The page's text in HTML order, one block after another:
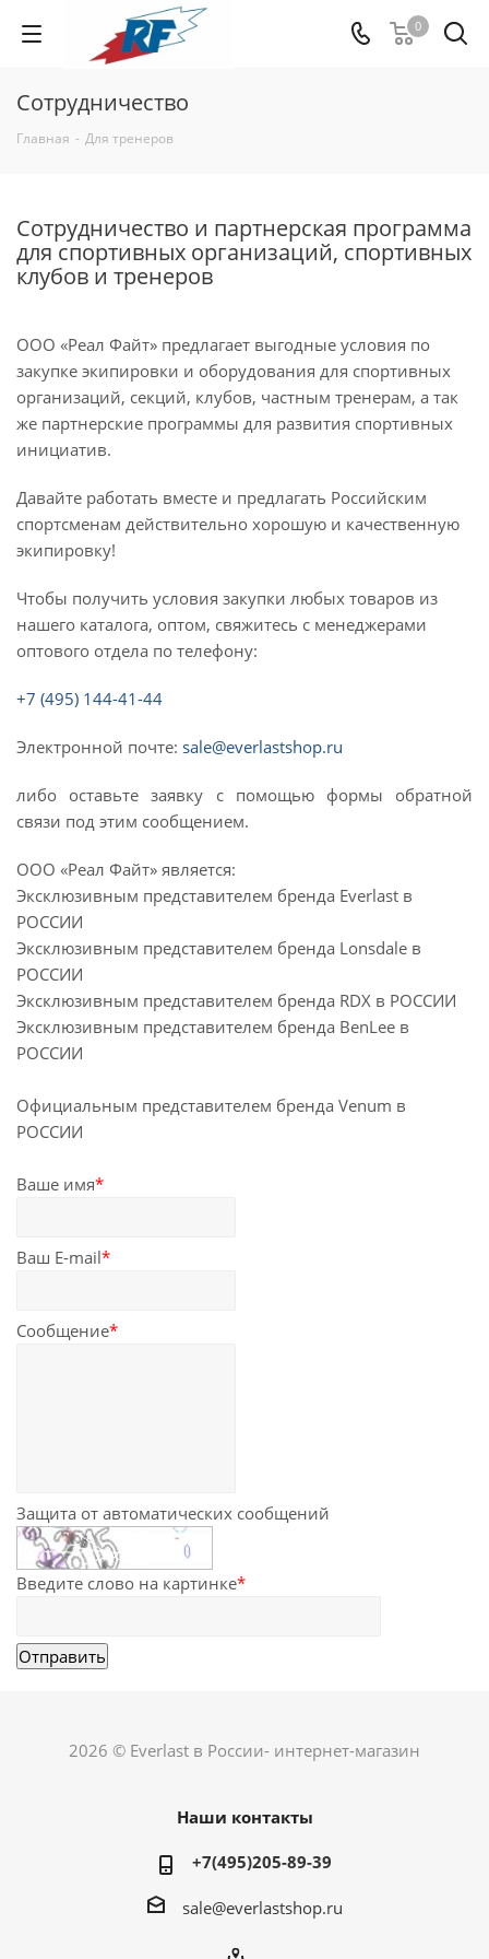
0
Сотрудничество
Главная - Для тренеров
Сотрудничество и партнерская программа
для спортивных организаций, спортивных
клубов и тренеров
ООО «Реал Файт» предлагает выгодные условия по
закупке экипировки и оборудования для спортивных
организаций, секций, клубов, частным тренерам, а так
же партнерские программы для развития спортивных
инициатив.
Давайте работать вместе и предлагать Российским
спортсменам действительно хорошую и качественную
экипировку!
Чтобы получить условия закупки любых товаров из
нашего каталога, оптом, свяжитесь с менеджерами
оптового отдела по телефону:
+7 (495) 144-41-44
Электронной почте: sale@everlastshop.ru
либо оставьте заявку с помощью формы обратной
связи под этим сообщением.
ООО «Реал Файт» является:
Эксклюзивным представителем бренда Everlast в
РОССИИ
Эксклюзивным представителем бренда Lonsdale в
РОССИИ
Эксклюзивным представителем бренда RDX в РОССИИ
Эксклюзивным представителем бренда BenLee в
РОССИИ
Официальным представителем бренда Venum в
РОССИИ
Ваше имя*
Ваш E-mail*
Сообщение*
Защита от автоматических сообщений
Введите слово на картинке*
2026 © Everlast в России- интернет-магазин
Наши контакты
+7(495)205-89-39
sale@everlastshop.ru